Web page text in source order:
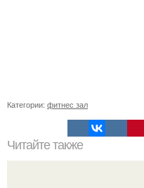
Категории: фитнес зал
Читайте также